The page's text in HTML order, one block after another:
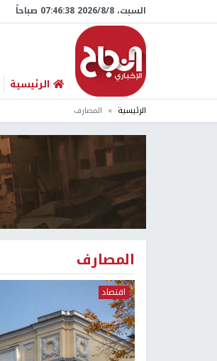
السبت، 8/‏8/‏2026 07:46:39 صباحاً
الرئيسية
الرئيسية المصارف
المصارف
اقتصاد